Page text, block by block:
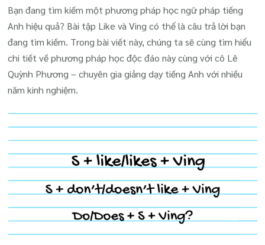
tập
Like
và
Ving:
Phương
pháp
hiệu
quả
cho
người
Việt
Bạn đang tìm kiếm một phương pháp học ngữ pháp tiếng
Anh hiệu quả? Bài tập Like và Ving có thể là câu trả lời bạn
đang tìm kiếm. Trong bài viết này, chúng ta sẽ cùng tìm hiểu
chi tiết về phương pháp học độc đáo này cùng với cô Lê
Quỳnh Phương – chuyên gia giảng dạy tiếng Anh với nhiều
năm kinh nghiệm.